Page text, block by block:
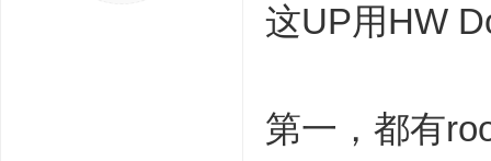
这UP用HW
第一，都有